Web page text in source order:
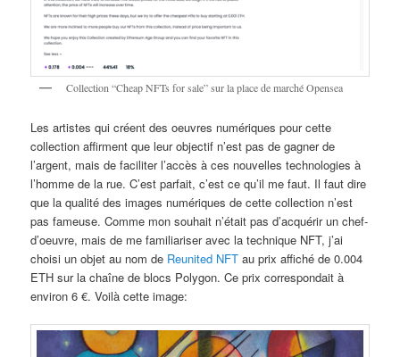
Collection “Cheap NFTs for sale” sur la place de marché Opensea
Les artistes qui créent des oeuvres numériques pour cette
collection affirment que leur objectif n’est pas de gagner de
l’argent, mais de faciliter l’accès à ces nouvelles technologies à
l’homme de la rue. C’est parfait, c’est ce qu’il me faut. Il faut dire
que la qualité des images numériques de cette collection n’est
pas fameuse. Comme mon souhait n’était pas d’acquérir un chef-
d’oeuvre, mais de me familiariser avec la technique NFT, j’ai
choisi un objet au nom de Reunited NFT au prix affiché de 0.004
ETH sur la chaîne de blocs Polygon. Ce prix correspondait à
environ 6 €. Voilà cette image: